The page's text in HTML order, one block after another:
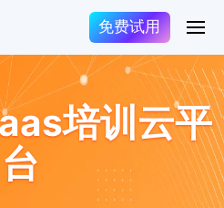
免费试用
培训云平
台